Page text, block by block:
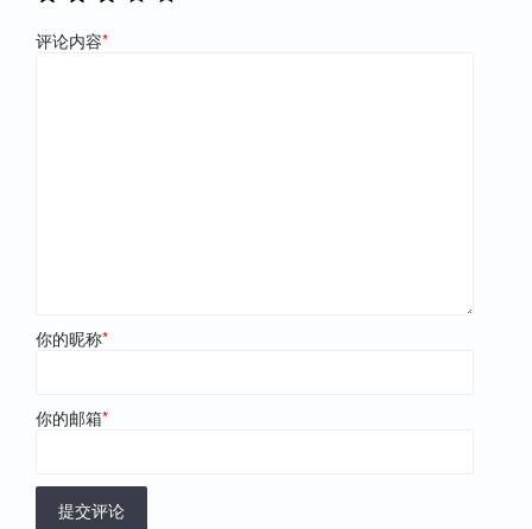
评论内容*
你的昵称*
你的邮箱*
提交评论